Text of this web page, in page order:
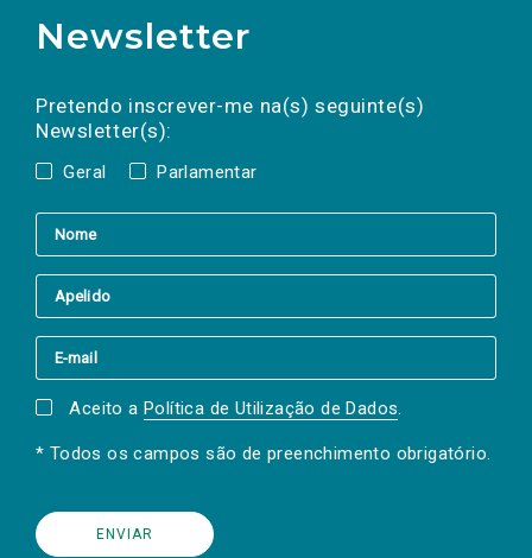
Newsletter
Pretendo inscrever-me na(s) seguinte(s)
Newsletter(s):
Geral Parlamentar
a(s) newsletter(s).
mail
Aceito a Política de Utilização de Dados.
* Todos os campos são de preenchimento obrigatório.